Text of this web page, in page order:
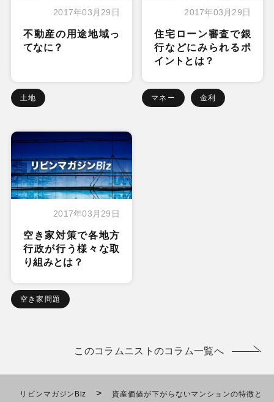
2017年03月29日
不動産の用途地域っ
てなに？
土地
2017年03月29日
住宅ローン審査で銀
行などにみられるポ
イントとは？
マネー 金利
2017年03月29日
空き家対策で各地方
行政が行う様々な取
り組みとは？
空き家問題
このコラムニストのコラム一覧へ
リビンマガジンBiz > 資産価値が下がらないマンションの特徴と